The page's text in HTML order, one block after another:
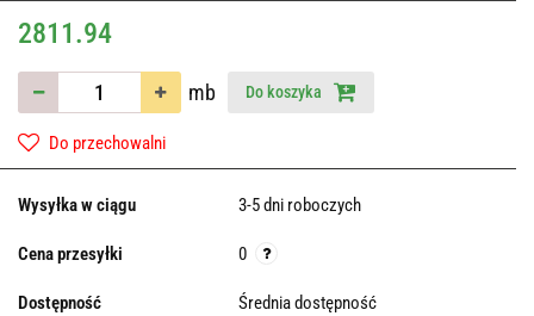
2811.94
mb Do koszyka
Do przechowalni
Wysyłka w ciągu 3-5 dni roboczych
Cena przesyłki 0
Dostępność Średnia dostępność